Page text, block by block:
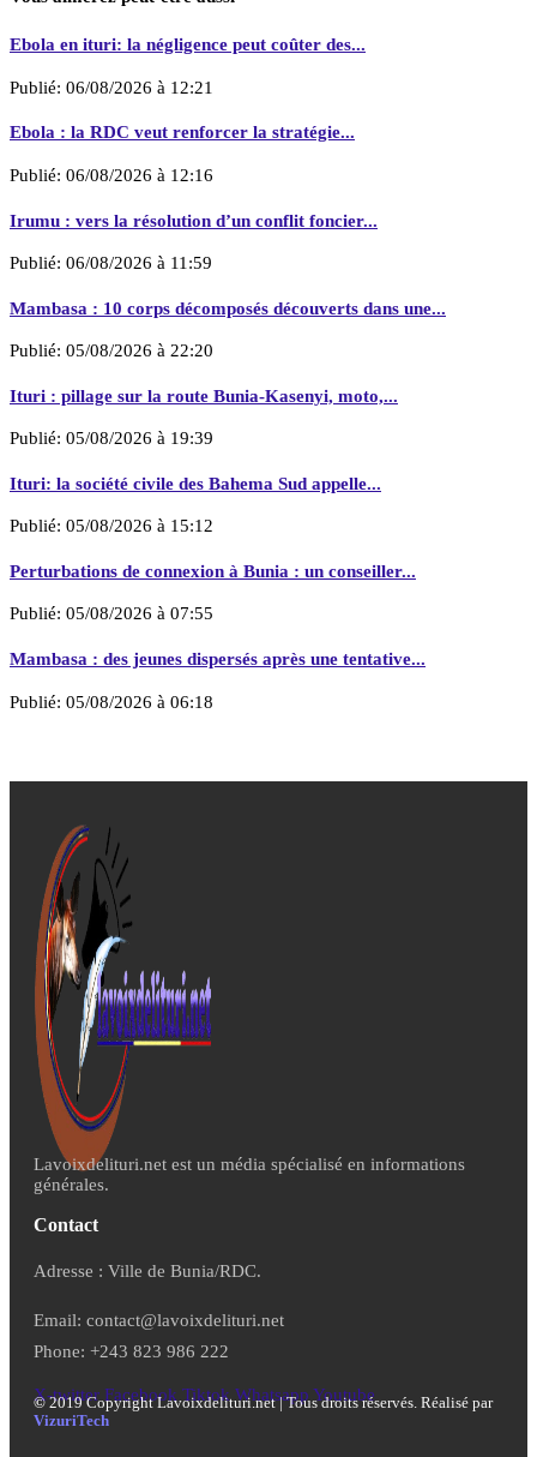
Ebola en ituri: la négligence peut coûter des...
Publié: 06/08/2026 à 12:21
Ebola : la RDC veut renforcer la stratégie...
Publié: 06/08/2026 à 12:16
Irumu : vers la résolution d’un conflit foncier...
Publié: 06/08/2026 à 11:59
Mambasa : 10 corps décomposés découverts dans une...
Publié: 05/08/2026 à 22:20
Ituri : pillage sur la route Bunia-Kasenyi, moto,...
Publié: 05/08/2026 à 19:39
Ituri: la société civile des Bahema Sud appelle...
Publié: 05/08/2026 à 15:12
Perturbations de connexion à Bunia : un conseiller...
Publié: 05/08/2026 à 07:55
Mambasa : des jeunes dispersés après une tentative...
Publié: 05/08/2026 à 06:18
Lavoixdelituri.net est un média spécialisé en informations
générales.
Contact
Adresse : Ville de Bunia/RDC.
Email: contact@lavoixdelituri.net
Phone: +243 823 986 222
X-twitter Facebook Tiktok Whatsapp Youtube
©2019 Copyright Lavoixdelituri.net | Tous droits réservés. Réalisé par
VizuriTech